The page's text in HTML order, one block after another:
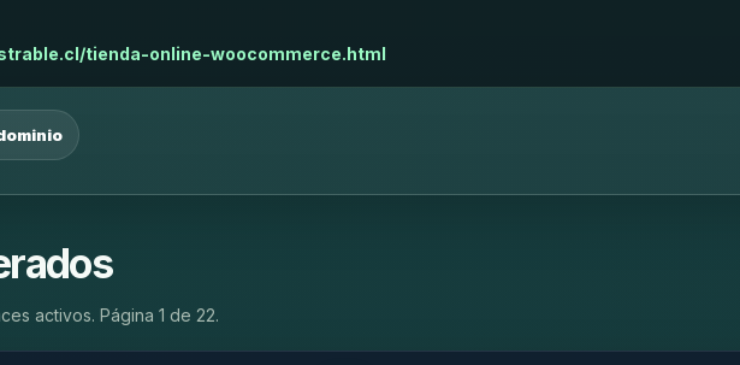
tienda-online-woocommerce.html
activos. Página 1 de 22.